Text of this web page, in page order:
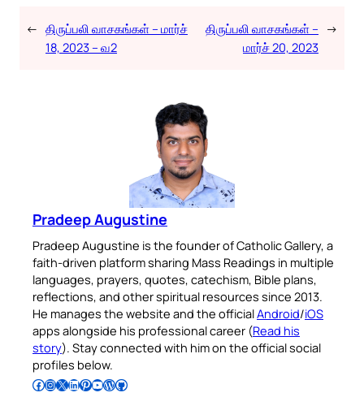
← திருப்பலி வாசகங்கள் – மார்ச்
18, 2023 – வ2
திருப்பலி வாசகங்கள் –
மார்ச் 20, 2023
→
Pradeep Augustine
Pradeep Augustine is the founder of Catholic Gallery, a
faith-driven platform sharing Mass Readings in multiple
languages, prayers, quotes, catechism, Bible plans,
reflections, and other spiritual resources since 2013.
He manages the website and the officialAndroid/iOS
apps alongside his professional career (Read his
story). Stay connected with him on the official social
profiles below.
Follow Pradeep on Facebook Follow Pradeep on InstagramFollow Pradeep on X Follow Pradeep on LinkedIn Follow Pradeep on Pinterest Subscribe to Pradeep’s Youtube Channel Follow Pradeep on WordPress Follow Pradeep on GitHub